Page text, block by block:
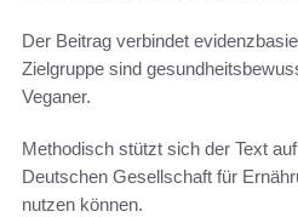
Der Beitrag verbindet
Zielgruppe sind
Veganer.
Methodisch stützt sich der Text
Deutschen Gesellschaft für
nutzen können.